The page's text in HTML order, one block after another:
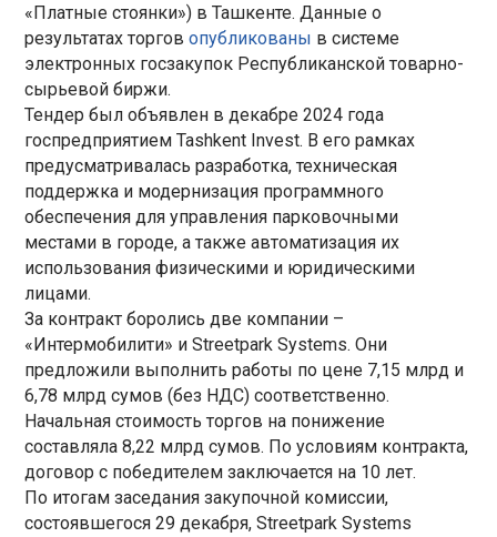
«Платные стоянки») в Ташкенте. Данные о
результатах торговопубликованы в системе
электронных госзакупок Республиканской товарно-
сырьевой биржи.
Тендер был объявлен в декабре 2024 года
госпредприятием Tashkent Invest. В его рамках
предусматривалась разработка, техническая
поддержка и модернизация программного
обеспечения для управления парковочными
местами в городе, а также автоматизация их
использования физическими и юридическими
лицами.
За контракт боролись две компании –
«Интермобилити» и Streetpark Systems. Они
предложили выполнить работы по цене 7,15 млрд и
6,78 млрд сумов (без НДС) соответственно.
Начальная стоимость торгов на понижение
составляла 8,22 млрд сумов. По условиям контракта,
договор с победителем заключается на 10 лет.
По итогам заседания закупочной комиссии,
состоявшегося 29 декабря, Streetpark Systems